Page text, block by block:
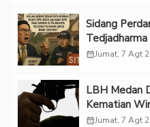
Sidang
PUPN
calendar_monthJumat, 7 Agt
LBH Medan
Kematian
calendar_monthJumat, 7 Agt